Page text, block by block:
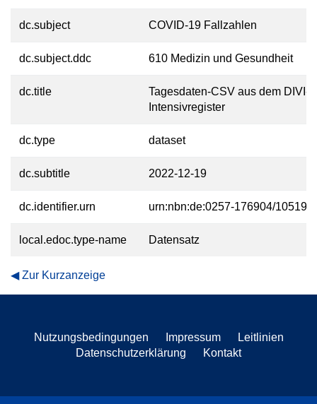
dc.subject COVID-19 Fallzahlen
dc.subject.ddc 610 Medizin und Gesundheit
dc.title
Tagesdaten-CSV aus dem DIVI-
Intensivregister
dc.type dataset
dc.subtitle 2022-12-19
dc.identifier.urn urn:nbn:de:0257-176904/10519-2
local.edoc.type-name Datensatz
Zur Kurzanzeige
Nutzungsbedingungen Impressum
Leitlinien
Datenschutzerklärung
Kontakt